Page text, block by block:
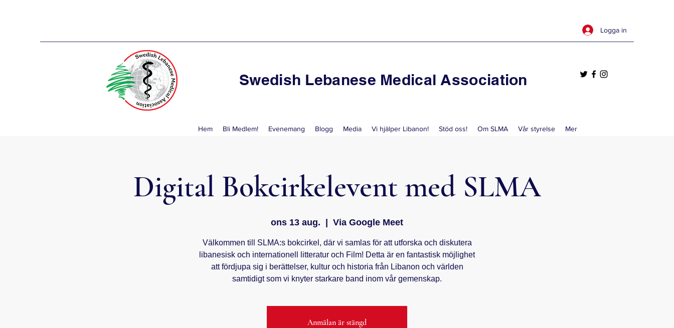
Logga in
Swedish Lebanese Medical Association
Hem Bli Medlem! Evenemang Blogg Media Vi hjälper Libanon! Stöd oss! Om SLMA Vår styrelse Mer
Digital Bokcirkelevent med SLMA
ons 13 aug. Via Google Meet
Välkommen till SLMA:s bokcirkel, där vi samlas för att utforska och diskutera
libanesisk och internationell litteratur och Film! Detta är en fantastisk möjlighet
att fördjupa sig i berättelser, kultur och historia från Libanon och världen
samtidigt som vi knyter starkare band inom vår gemenskap.
Anmälan är stängd